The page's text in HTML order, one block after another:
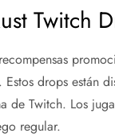
Twitch
Estos drops están
de Twitch. Los
regular.